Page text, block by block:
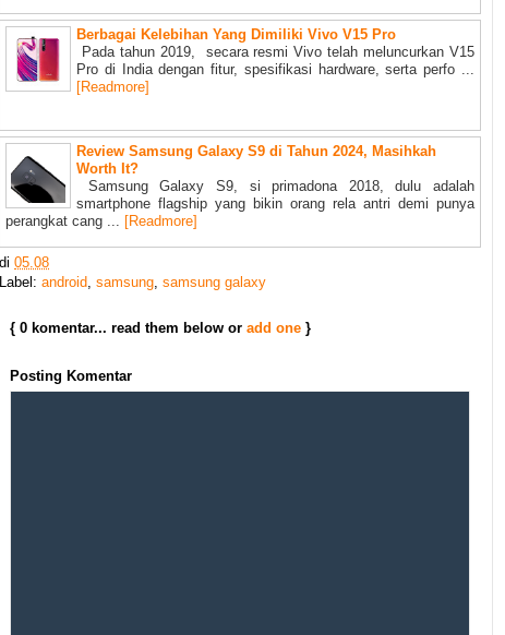
Berbagai Kelebihan Yang Dimiliki Vivo V15 Pro
Pada tahun 2019, secara resmi Vivo telah meluncurkan V15
Pro di India dengan fitur, spesifikasi hardware, serta perfo ...
[Readmore]
Review Samsung Galaxy S9 di Tahun 2024, Masihkah
Worth It?
Samsung Galaxy S9, si primadona 2018, dulu adalah
smartphone flagship yang bikin orang rela antri demi punya
perangkat cang ...
[Readmore]
di 05.08
Label: android samsung samsung galaxy
{ 0 komentar... read them below or add one }
Posting Komentar